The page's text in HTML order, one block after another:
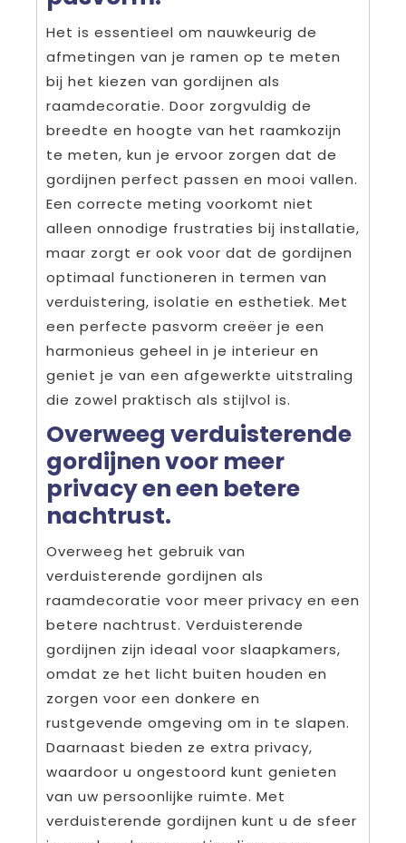
Het is essentieel om nauwkeurig de
afmetingen van je ramen op te meten
bij het kiezen van gordijnen als
raamdecoratie. Door zorgvuldig de
breedte en hoogte van het raamkozijn
te meten, kun je ervoor zorgen dat de
gordijnen perfect passen en mooi vallen.
Een correcte meting voorkomt niet
alleen onnodige frustraties bij installatie,
maar zorgt er ook voor dat de gordijnen
optimaal functioneren in termen van
verduistering, isolatie en esthetiek. Met
een perfecte pasvorm creëer je een
harmonieus geheel in je interieur en
geniet je van een afgewerkte uitstraling
die zowel praktisch als stijlvol is.
Overweeg verduisterende
gordijnen voor meer
privacy en een betere
nachtrust.
Overweeg het gebruik van
verduisterende gordijnen als
raamdecoratie voor meer privacy en een
betere nachtrust. Verduisterende
gordijnen zijn ideaal voor slaapkamers,
omdat ze het licht buiten houden en
zorgen voor een donkere en
rustgevende omgeving om in te slapen.
Daarnaast bieden ze extra privacy,
waardoor u ongestoord kunt genieten
van uw persoonlijke ruimte. Met
verduisterende gordijnen kunt u de sfeer